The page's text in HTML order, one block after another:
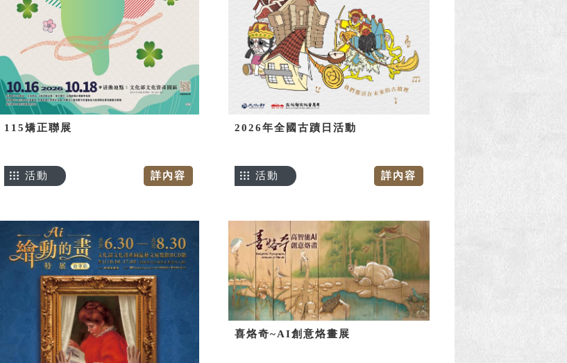
115矯正聯展
詳內容
活動
2026年全國古蹟日活動
詳內容
活動
喜烙奇~AI創意烙畫展